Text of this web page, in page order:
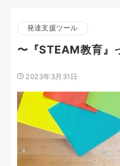
発達支援ツール
〜『STEAM教育』
2023年3月31日